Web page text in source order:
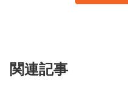
関連記事